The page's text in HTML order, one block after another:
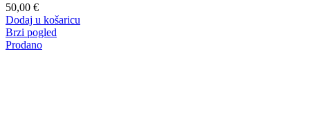
50,00 €
Dodaj u košaricu
Brzi pogled
Prodano